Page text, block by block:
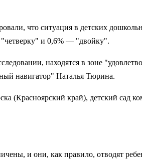
что ситуация в детских
"четверку" и 0,6% — "двойку".
находятся в зоне
навигатор" Наталья Тюрина.
(Красноярский край), детский
и они, как правило, отводят